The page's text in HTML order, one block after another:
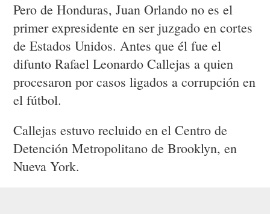
Pero de Honduras, Juan Orlando no es el
primer expresidente en ser juzgado en cortes
de Estados Unidos. Antes que él fue el
difunto Rafael Leonardo Callejas a quien
procesaron por casos ligados a corrupción en
el fútbol.
Callejas estuvo recluido en el Centro de
Detención Metropolitano de Brooklyn, en
Nueva York.